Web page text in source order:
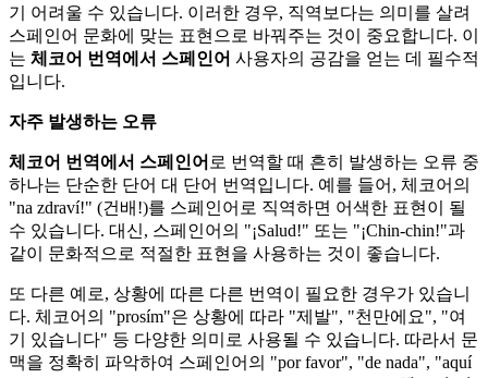
기 어려울 수 있습니다. 이러한 경우, 직역보다는 의미를 살려
스페인어 문화에 맞는 표현으로 바꿔주는 것이 중요합니다. 이
는 체코어 번역에서 스페인어 사용자의 공감을 얻는 데 필수적
입니다.
자주 발생하는 오류
체코어 번역에서 스페인어 로 번역할 때 흔히 발생하는 오류 중
하나는 단순한 단어 대 단어 번역입니다. 예를 들어, 체코어의
"na zdraví!" (건배!)를 스페인어로 직역하면 어색한 표현이 될
수 있습니다. 대신, 스페인어의 "¡Salud!" 또는 "¡Chin-chin!"과
같이 문화적으로 적절한 표현을 사용하는 것이 좋습니다.
또 다른 예로, 상황에 따른 다른 번역이 필요한 경우가 있습니
다. 체코어의 "prosím"은 상황에 따라 "제발", "천만에요", "여
기 있습니다" 등 다양한 의미로 사용될 수 있습니다. 따라서 문
맥을 정확히 파악하여 스페인어의 "por favor", "de nada", "aquí